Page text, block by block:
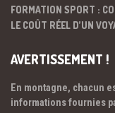
FORMATION SPORT :
LE COÛT RÉEL D’UN
AVERTISSEMENT !
En montagne, chacun
informations fournies